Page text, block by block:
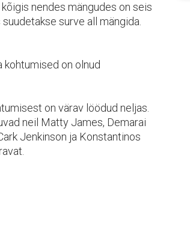
nendes mängudes on seis
surve all mängida.
on olnud
on värav löödud neljas.
neil Matty James, Demarai
Jenkinson ja Konstantinos